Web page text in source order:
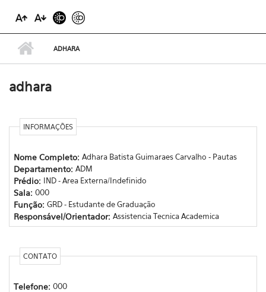
ADHARA
adhara
INFORMAÇÕES
Nome Completo: Adhara Batista Guimaraes Carvalho - Pautas
Departamento: ADM
Prédio: IND - Area Externa/Indefinido
Sala: 000
Função: GRD - Estudante de Graduação
Responsável/Orientador: Assistencia Tecnica Academica
CONTATO
Telefone: 000